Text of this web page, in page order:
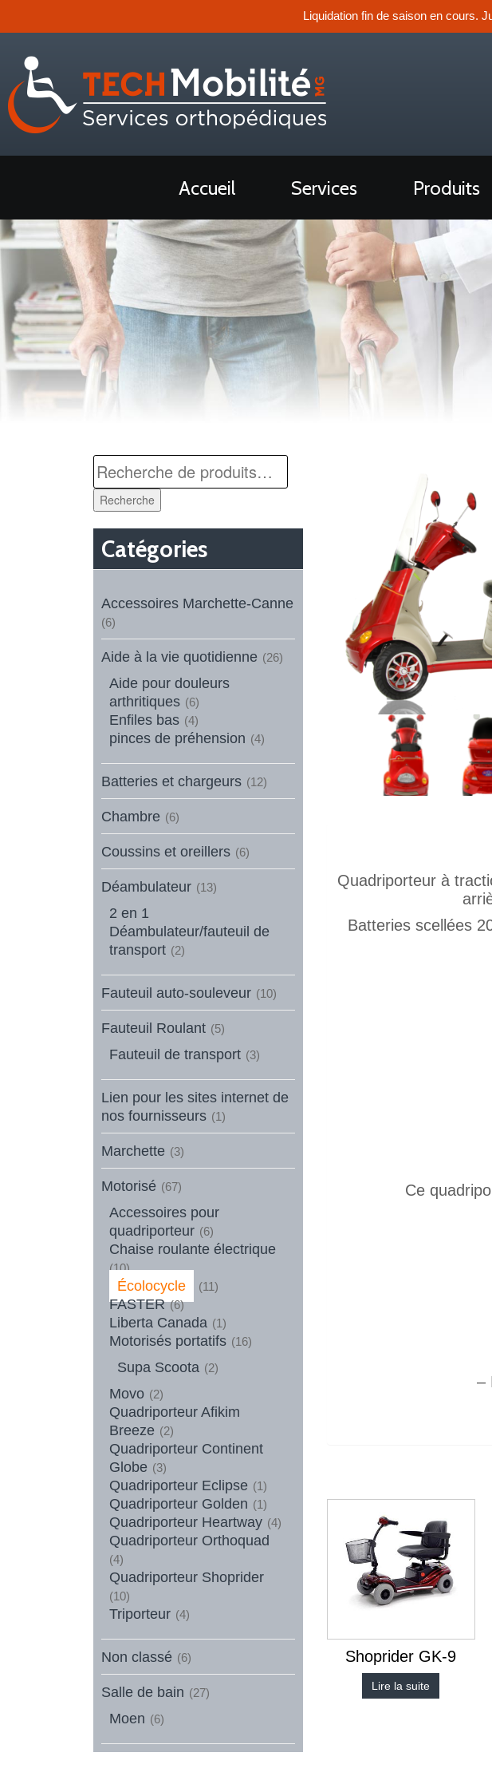
Liquidation fin de saison en cours.
Accueil Services Produits
Recherche
Catégories
Accessoires Marchette-Canne
(6)
Aide à la vie quotidienne (26)
Aide pour douleurs
arthritiques (6)
Enfiles bas (4)
pinces de préhension (4)
Batteries et chargeurs (12)
Chambre (6)
Coussins et oreillers (6)
Déambulateur (13)
2 en 1
Déambulateur/fauteuil de
transport (2)
Fauteuil auto-souleveur (10)
Fauteuil Roulant (5)
Fauteuil de transport (3)
Lien pour les sites internet de
nos fournisseurs (1)
Marchette (3)
Motorisé (67)
Accessoires pour
quadriporteur (6)
Chaise roulante électrique
(10)
Écolocycle (11)
FASTER (6)
Liberta Canada (1)
Motorisés portatifs (16)
Supa Scoota (2)
Movo (2)
Quadriporteur Afikim
Breeze (2)
Quadriporteur Continent
Globe (3)
Quadriporteur Eclipse (1)
Quadriporteur Golden (1)
Quadriporteur Heartway (4)
Quadriporteur Orthoquad
(4)
Quadriporteur Shoprider
(10)
Triporteur (4)
Non classé (6)
Salle de bain (27)
Moen (6)
Quadriporteur à
Batteries scellées
Ce
–
Shoprider GK-9
Lire la suite